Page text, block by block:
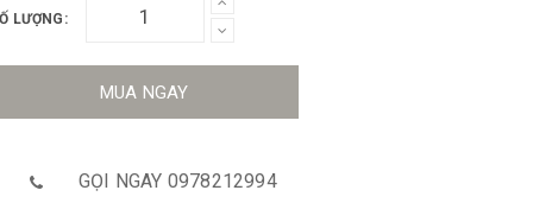
LƯỢNG:
MUA NGAY
GỌI NGAY 0978212994